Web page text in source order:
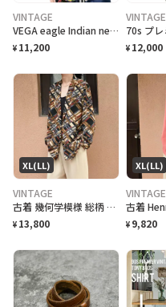
VINTAGE
VEGA eagle Indian necklace vintageコイン
¥ 11,200
VINTAGE
¥ 12,000
XL(LL)
VINTAGE
古着 幾何学模様 総柄 柄 イージーテーラードジャケット 羽織り USA製
¥ 13,800
XL(LL)
VINTAGE
¥ 9,820